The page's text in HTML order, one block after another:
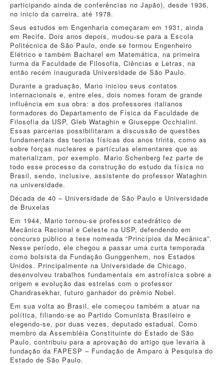
participando ainda de conferências no Japão), desde 1936,
no inicio da carreira, até 1978.
Seus estudos em Engenharia começaram em 1931, ainda
em Recife. Dois anos depois, mudou-se para a Escola
Politécnica de São Paulo, onde se formou Engenheiro
Elétrico e também Bacharel em Matemática, na primeira
turma da Faculdade de Filosofia, Ciências e Letras, na
então recém inaugurada Universidade de São Paulo.
Durante a graduação, Mario iniciou seus contatos
internacionais e, entre eles, dois nomes foram de grande
influência em sua obra: a dos professores italianos
formadores do Departamento de Física da Faculdade de
Filosofia da USP, Gleb Wataghin e Giuseppe Occhialini.
Essas parcerias possibilitaram a discussão de questões
fundamentais das teorias físicas dos anos trinta, como as
sobre forças nucleares e partículas elementares que as
materializam, por exemplo. Mario Schenberg fez parte de
todo esse processo da construção do estudo da física no
Brasil, sendo, inclusive, assistente do professor Wataghin
na universidade.
Década de 40 – Universidade de São Paulo e Universidade
de Bruxelas
Em 1944, Mario tornou-se professor catedrático de
Mecânica Racional e Celeste na USP, defendendo em
concurso público a tese nomeada “Princípios da Mecânica”.
Nesse período, ele chegou a passar uma curta temporada
como bolsista da Fundação Gunggenhem, nos Estados
Unidos. Principalmente na Universidade de Chicago,
desenvolveu trabalhos fundamentais em astrofísica sobre a
origem e evolução das estrelas com o professor
Chandrasekhar, futuro ganhador do prêmio Nobel.
Em sua volta ao Brasil, ele começou também a atuar na
política, filiando-se ao Partido Comunista Brasileiro e
elegendo-se, por duas vezes, deputado estadual. Como
membro da Assembléia Constituinte do Estado de São
Paulo, contribuiu para a aprovação do artigo que levaria à
fundação da FAPESP – Fundação de Amparo à Pesquisa do
Estado de São Paulo.